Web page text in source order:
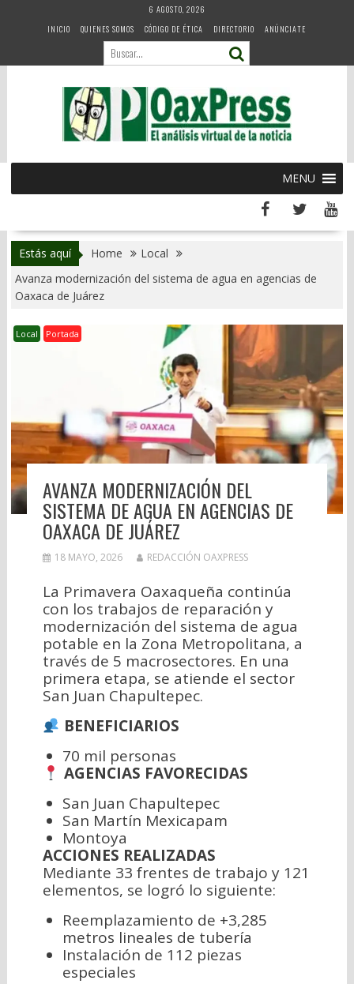
6 AGOSTO, 2026
INICIO
QUIENES SOMOS CÓDIGO DE ÉTICA DIRECTORIO ANÚNCIATE
MENU
Estás aquí Home
Local
Avanza modernización del sistema de agua en agencias de
Oaxaca de Juárez
Local Portada
AVANZA MODERNIZACIÓN DEL
SISTEMA DE AGUA EN AGENCIAS DE
OAXACA DE JUÁREZ
18 MAYO, 2026 REDACCIÓN OAXPRESS
La Primavera Oaxaqueña continúa
con los trabajos de reparación y
modernización del sistema de agua
potable en la Zona Metropolitana, a
través de 5 macrosectores. En una
primera etapa, se atiende el sector
San Juan Chapultepec.
BENEFICIARIOS
70 mil personas
AGENCIAS FAVORECIDAS
San Juan Chapultepec
San Martín Mexicapam
Montoya
ACCIONES REALIZADAS
Mediante 33 frentes de trabajo y 121
elementos, se logró lo siguiente:
Reemplazamiento de +3,285
metros lineales de tubería
Instalación de 112 piezas
especiales